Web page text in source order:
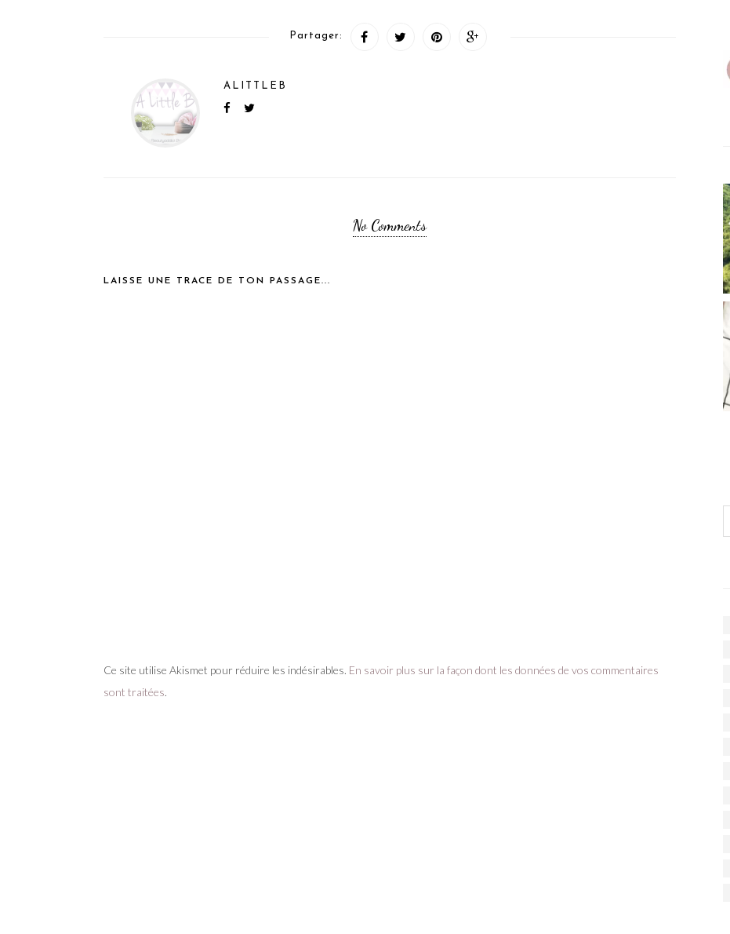
Partager:
ALITTLEB
No Comments
LAISSE UNE TRACE DE TON PASSAGE...
Ce site utilise Akismet pour réduire les indésirables. En savoir plus sur la façon dont les données de vos commentaires
sont traitées.